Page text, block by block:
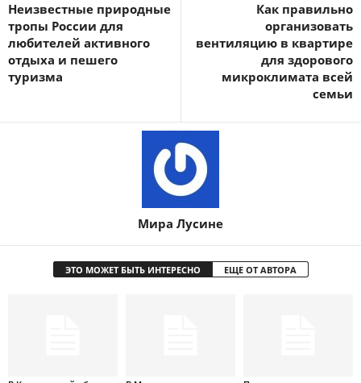
Неизвестные природные
тропы России для
любителей активного
отдыха и пешего
туризма
Как правильно
организовать
вентиляцию в квартире
для здорового
микроклимата всей
семьи
Мира Лусине
ЭТО МОЖЕТ БЫТЬ ИНТЕРЕСНО ЕЩЕ ОТ АВТОРА